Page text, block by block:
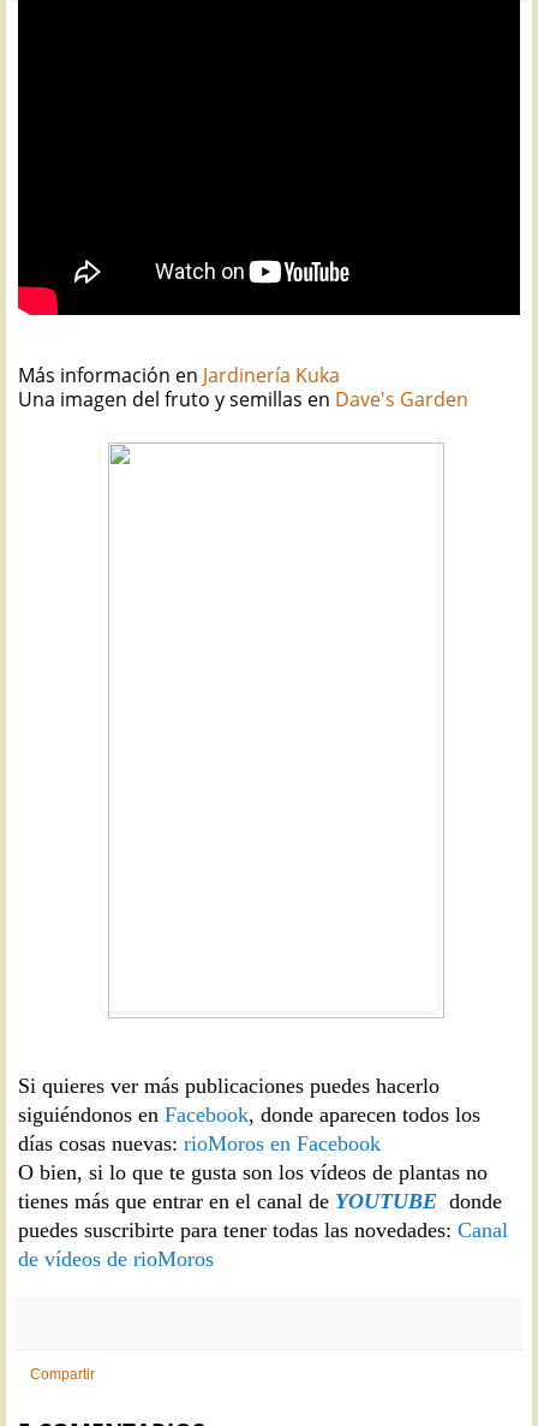
Más información en Jardinería Kuka
Una imagen del fruto y semillas en Dave's Garden
Si quieres ver más publicaciones puedes hacerlo
siguiéndonos en Facebook, donde aparecen todos los
días cosas nuevas: rioMoros en Facebook
O bien, si lo que te gusta son los vídeos de plantas no
tienes más que entrar en el canal de YOUTUBE donde
puedes suscribirte para tener todas las novedades: Canal
de vídeos de rioMoros
Compartir